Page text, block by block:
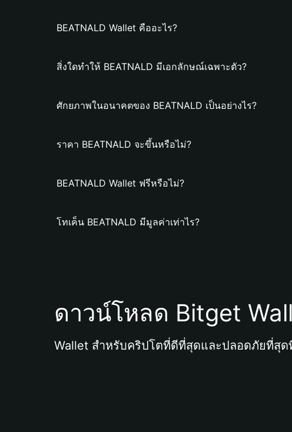
BEATNALD Wallet คืออะไร?
สิ่งใดทำให้ BEATNALD มีเอกลักษณ์เฉพาะตัว?
ศักยภาพในอนาคตของ BEATNALD เป็นอย่างไร?
ราคา BEATNALD จะขึ้นหรือไม่?
BEATNALD Wallet ฟรีหรือไม่?
โทเค็น BEATNALD มีมูลค่าเท่าไร?
ดาวน์โหลด Bitget
Wallet สำหรับคริปโตที่ดีที่สุดและปลอดภัยที่สุ